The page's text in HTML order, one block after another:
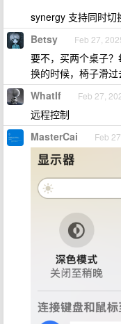
synergy 支持同时切
Betsy Feb 27,
要不，买两个桌子
换的时候，椅子滑过
WhatIf Feb 27,
远程控制
MasterCai Feb